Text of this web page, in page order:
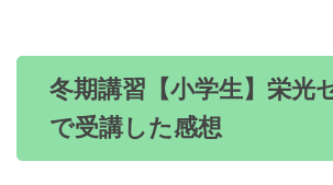
冬期講習【小学生】栄光
で受講した感想